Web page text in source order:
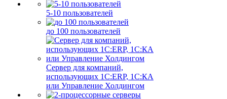
5-10 пользователей
до 100 пользователей
Сервер для компаний,
использующих 1C:ERP, 1С:КА
или Управление Холдингом